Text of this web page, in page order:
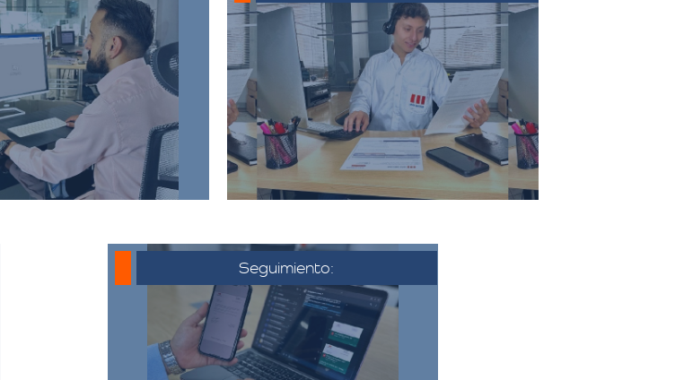
información
sobre la mudanza,
la dirección de origen
el tipo y cantidad de
pertenencias.​
equipo de Más Metros elabora
una cotización detallada que
incluye todos los costos
asociados a la mudanza, como el
transporte, el embalaje, el
montaje, y cualquier servicio
adicional solicitado.​
Seguimiento:
Una vez que se aprueba la
cotización, se confirma la fecha y
hora de la mudanza. Se coordina